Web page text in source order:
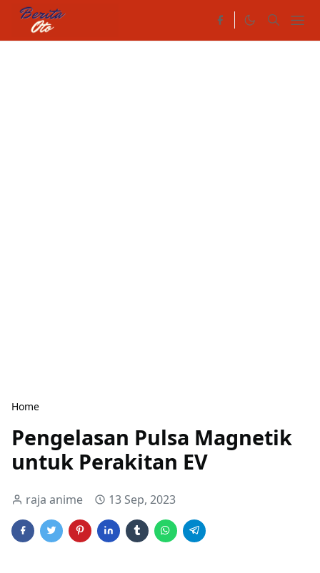
Home
Pengelasan Pulsa Magnetik
untuk Perakitan EV
raja anime 13 Sep, 2023